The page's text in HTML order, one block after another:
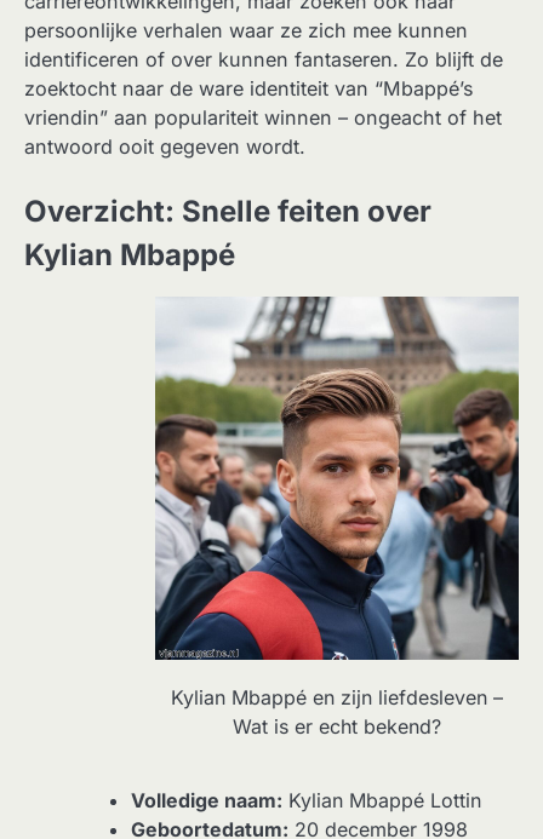
persoonlijke verhalen waar ze zich mee kunnen
identificeren of over kunnen fantaseren. Zo blijft de
zoektocht naar de ware identiteit van “Mbappé’s
vriendin” aan populariteit winnen – ongeacht of het
antwoord ooit gegeven wordt.
Overzicht: Snelle feiten over
Kylian Mbappé
Kylian Mbappé en zijn liefdesleven –
Wat is er echt bekend?
Volledige naam: Kylian Mbappé Lottin
Geboortedatum: 20 december 1998